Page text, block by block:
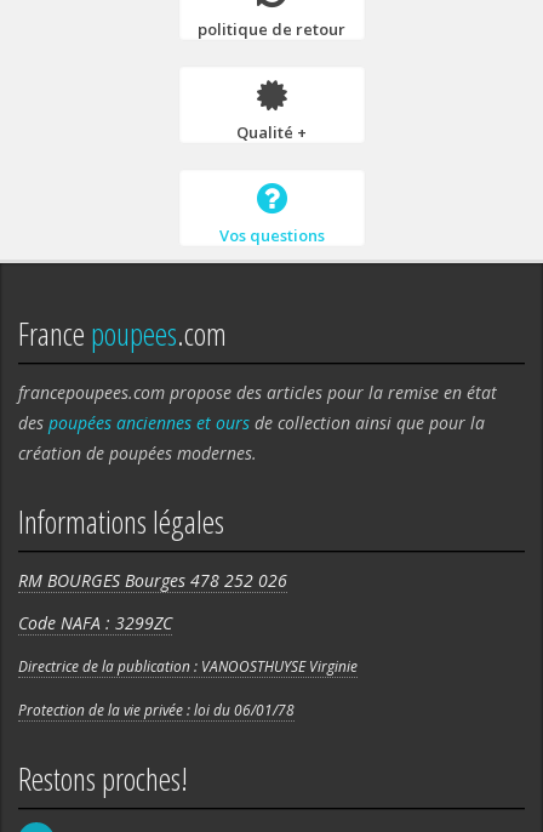
politique de retour
Qualité +
Vos questions
Francepoupees.com
francepoupees.com propose des articles pour la remise en état
des poupées anciennes et ours de collection ainsi que pour la
création de poupées modernes.
Informations légales
RM BOURGES Bourges 478 252 026
Code NAFA : 3299ZC
Directrice de la publication : VANOOSTHUYSE Virginie
Protection de la vie privée : loi du 06/01/78
Restons proches!